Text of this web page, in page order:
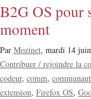
B2G OS pour
moment
Par Mozinet, mardi 14
Contribuer / rejoindre la
codeur comm
extension Firefox OS